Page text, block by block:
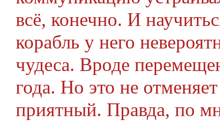
всё, конечно. И
корабль у него
чудеса. Вроде
года. Но это не
приятный. Правда, по